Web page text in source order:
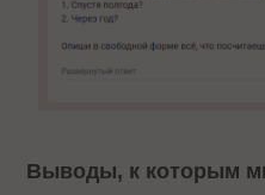
Выводы, к которым